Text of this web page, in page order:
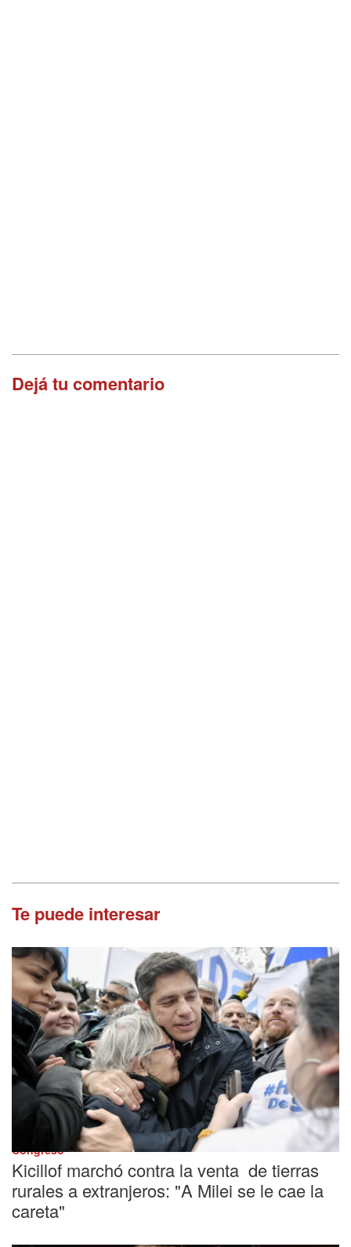
Dejá tu comentario
Te puede interesar
Congreso
Kicillof marchó contra la venta de tierras
rurales a extranjeros: "A Milei se le cae la
careta"